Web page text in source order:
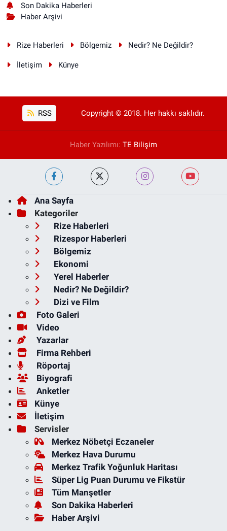
Son Dakika Haberleri
Haber Arşivi
Rize Haberleri Bölgemiz Nedir? Ne Değildir?
İletişim Künye
RSS Copyright © 2018. Her hakkı saklıdır.
Haber Yazılımı: TE Bilişim
Ana Sayfa
Kategoriler
Rize Haberleri
Rizespor Haberleri
Bölgemiz
Ekonomi
Yerel Haberler
Nedir? Ne Değildir?
Dizi ve Film
Foto Galeri
Video
Yazarlar
Firma Rehberi
Röportaj
Biyografi
Anketler
Künye
İletişim
Servisler
Merkez Nöbetçi Eczaneler
Merkez Hava Durumu
Merkez Trafik Yoğunluk Haritası
Süper Lig Puan Durumu ve Fikstür
Tüm Manşetler
Son Dakika Haberleri
Haber Arşivi